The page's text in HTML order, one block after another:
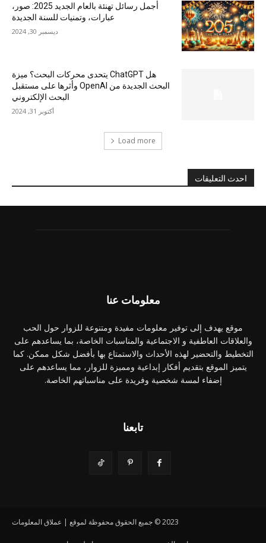
أجمل رسائل تهنئة بالعام الجديد 2025: صور،
عبارات، وتمنيات للسنة الجديدة
ديسمبر 30, 2024
هل ChatGPT يتحدى محركات البحث؟ ميزة
البحث الجديدة من OpenAI وأثرها على مستقبل
البحث الإلكتروني
أكتوبر 31, 2024
Load more
احدث التعليقات
معلومات عنا
موقع يهدف إلى توفير معلومات مفيدة ومتنوعة للزوار حول الحب
والعلاقات العاطفية و الاجتماعية والمناسبات الخاصة، بما يساعدهم على
التخطيط والتحضير لهذه الأحداث والاستمتاع بها بأفضل شكل ممكن. كما
يتميز الموقع بتقديم أفكار إبداعية ومميزة للزوار، مما يساعدهم على
إضفاء لمسة شخصية وفريدة على مناسباتهم الخاصة.
تابعنا
2023 © جميع الحقوق محفوظة لموقع | عملاق المعلومات